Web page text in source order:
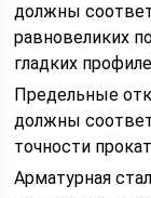
должны
равновеликих
гладких
Предельные
должны
точности
Арматурная